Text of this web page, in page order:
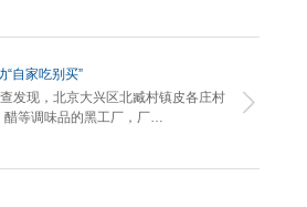
“自家吃别买”
发现，北京大兴区北臧村镇皮各庄村
醋等调味品的黑工厂，厂…